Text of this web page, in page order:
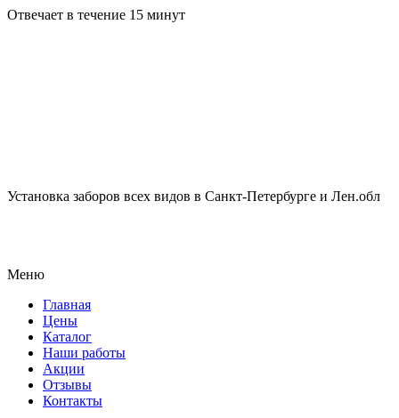
Отвечает в течение 15 минут
Установка заборов всех видов в Санкт-Петербурге и Лен.обл
Меню
Главная
Цены
Каталог
Наши работы
Акции
Отзывы
Контакты